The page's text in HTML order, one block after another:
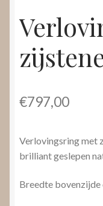
€797,00
Verlovingsring met
brilliant geslepen
Breedte bovenzijde